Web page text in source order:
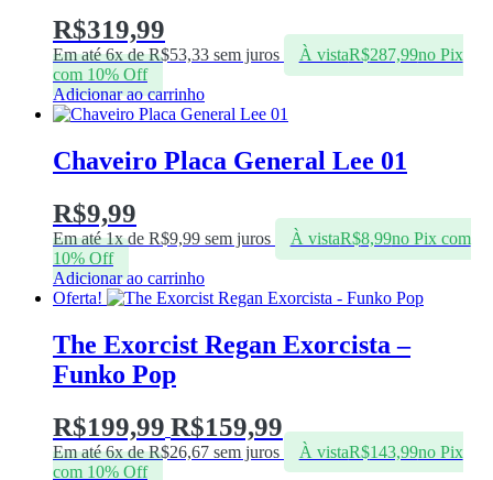
R$319,99
Em até 6x deR$53,33 sem juros À vistaR$287,99no Pix
com 10% Off
Adicionar ao carrinho
Chaveiro Placa General Lee 01
R$9,99
Em até 1x de R$9,99 sem juros À vistaR$8,99no Pix com
10% Off
Adicionar ao carrinho
Oferta!
The Exorcist Regan Exorcista –
Funko Pop
R$199,99 R$159,99
Em até 6x deR$26,67 sem juros À vistaR$143,99no Pix
com 10% Off